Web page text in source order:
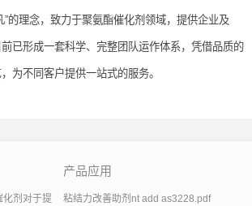
”的理念，致力于聚氨酯催化剂领域，提供企业及
已形成一套科学、完整团队运作体系，凭借品质的
为不同客户提供一站式的服务。
化剂对于提
产品应用
粘结力改善助剂nt add as3228.pdf